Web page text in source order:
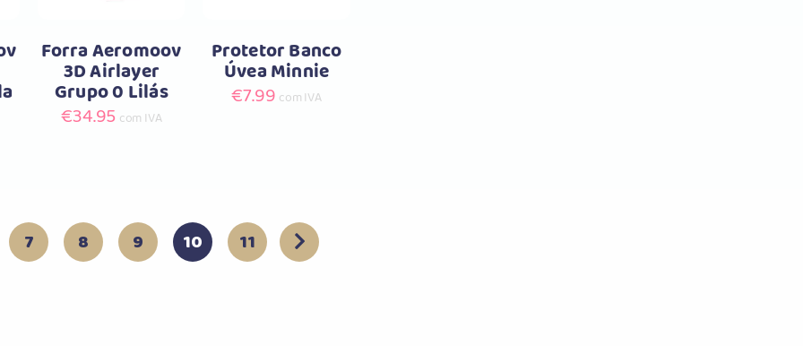
Forra Aeromoov
3D Airlayer
Grupo 0 Lilás
€34.95 com IVA
Protetor Banco
Úvea Minnie
€7.99 com IVA
7 8 9 10 11